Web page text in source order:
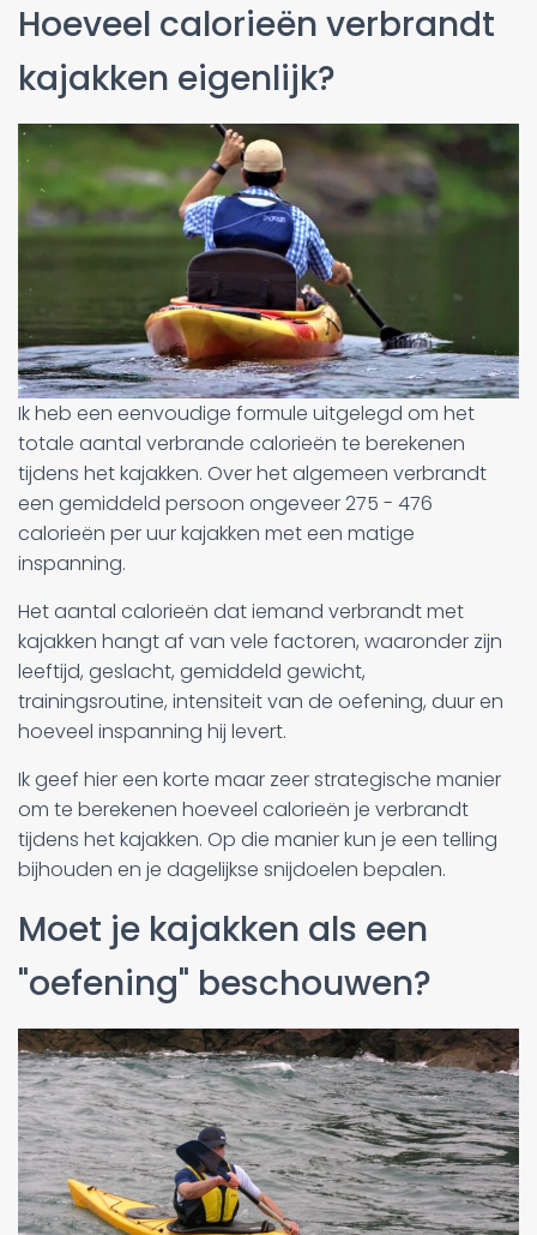
Hoeveel calorieën verbrandt
kajakken eigenlijk?
Ik heb een eenvoudige formule uitgelegd om het
totale aantal verbrande calorieën te berekenen
tijdens het kajakken. Over het algemeen verbrandt
een gemiddeld persoon ongeveer 275 - 476
calorieën per uur kajakken met een matige
inspanning.
Het aantal calorieën dat iemand verbrandt met
kajakken hangt af van vele factoren, waaronder zijn
leeftijd, geslacht, gemiddeld gewicht,
trainingsroutine, intensiteit van de oefening, duur en
hoeveel inspanning hij levert.
Ik geef hier een korte maar zeer strategische manier
om te berekenen hoeveel calorieën je verbrandt
tijdens het kajakken. Op die manier kun je een telling
bijhouden en je dagelijkse snijdoelen bepalen.
Moet je kajakken als een
"oefening" beschouwen?